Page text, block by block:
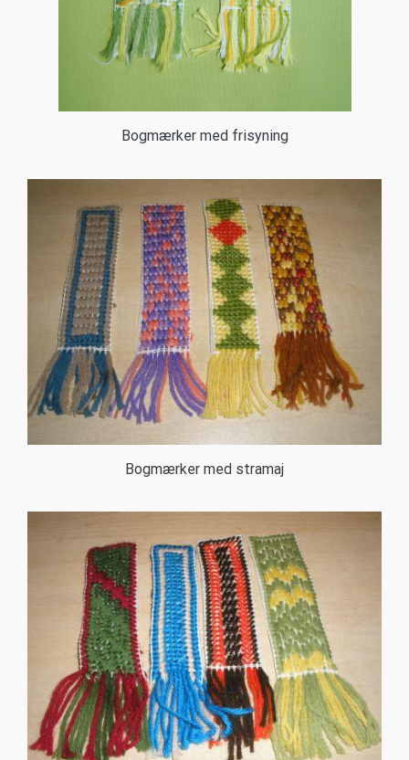
Bogmærker med frisyning
Bogmærker med stramaj